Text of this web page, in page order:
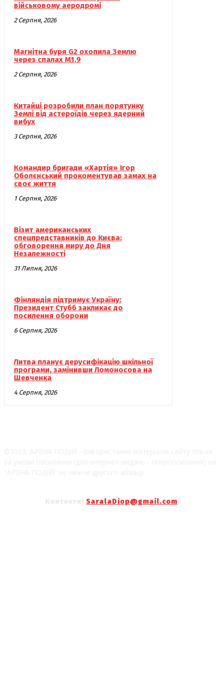
військовому аеродромі
2 Серпня, 2026
Магнітна буря G2 охопила Землю
через спалах M1.9
2 Серпня, 2026
Китайці розробили план порятунку
Землі від астероїдів через ядерний
вибух
3 Серпня, 2026
Командир бригади «Хартія» Ігор
Оболєнський прокоментував замах на
своє життя
1 Серпня, 2026
Візит американських
спецпредставників до Києва:
обговорення миру до Дня
Незалежності
31 Липня, 2026
Фінляндія підтримує Україну:
Президент Стубб закликає до
посилення оборони
6 Серпня, 2026
Литва планує дерусифікацію шкільної
програми, замінивши Ломоносова на
Шевченка
4 Серпня, 2026
SaralaDiop@gmail.com